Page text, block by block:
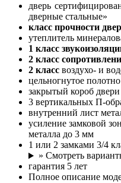
дверь
дверные стальные»
класс прочности
утеплитель
1 класс
2 класс
2 класс воздухо- и
цельногнутое
закрытый короб
3 вертикальных П-
внутренний лист
усиление замковой
металла до 3 мм
1 или 2 замками 3/4
» Смотреть
гарантия 5 лет
Полное описание